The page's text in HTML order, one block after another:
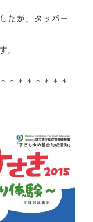
たが、タッパー
。
＊＊＊＊＊＊＊